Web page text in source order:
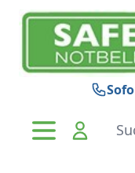
Zum Inhalt springen